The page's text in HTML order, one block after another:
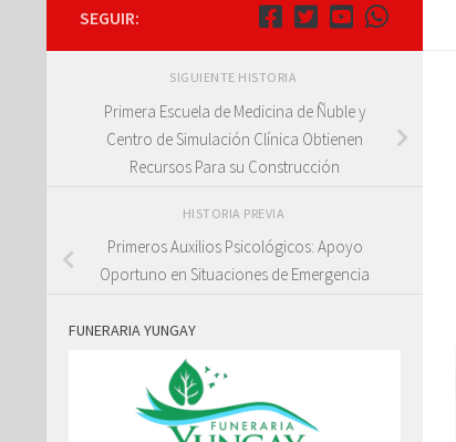
SEGUIR:
SIGUIENTE HISTORIA
Primera Escuela de Medicina de Ñuble y
Centro de Simulación Clínica Obtienen
Recursos Para su Construcción
HISTORIA PREVIA
Primeros Auxilios Psicológicos: Apoyo
Oportuno en Situaciones de Emergencia
FUNERARIA YUNGAY